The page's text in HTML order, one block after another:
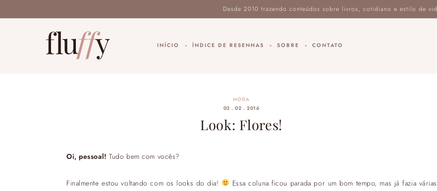
INÍCIO ÍNDICE DE RESENHAS SOBRE CONTATO
MODA
03 . 02 . 2016
Look: Flores!
Oi, pessoal! Tudo bem com vocês?
Finalmente estou voltando com os looks do dia!
Essa coluna ficou parada por um bom tempo, mas já fazia várias